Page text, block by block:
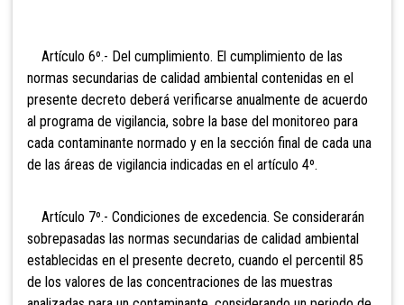
Artículo 6º.- Del cumplimiento. El cumplimiento de las
normas secundarias de calidad ambiental contenidas en el
presente decreto deberá verificarse anualmente de acuerdo
al programa de vigilancia, sobre la base del monitoreo para
cada contaminante normado y en la sección final de cada una
de las áreas de vigilancia indicadas en el artículo 4º.
Artículo 7º.- Condiciones de excedencia. Se considerarán
sobrepasadas las normas secundarias de calidad ambiental
establecidas en el presente decreto, cuando el percentil 85
de los valores de las concentraciones de las muestras